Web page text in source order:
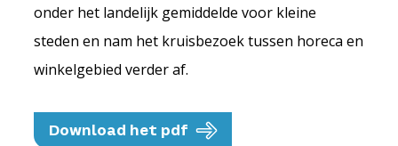
onder het landelijk gemiddelde voor kleine
steden en nam het kruisbezoek tussen horeca en
winkelgebied verder af.
Download het pdf